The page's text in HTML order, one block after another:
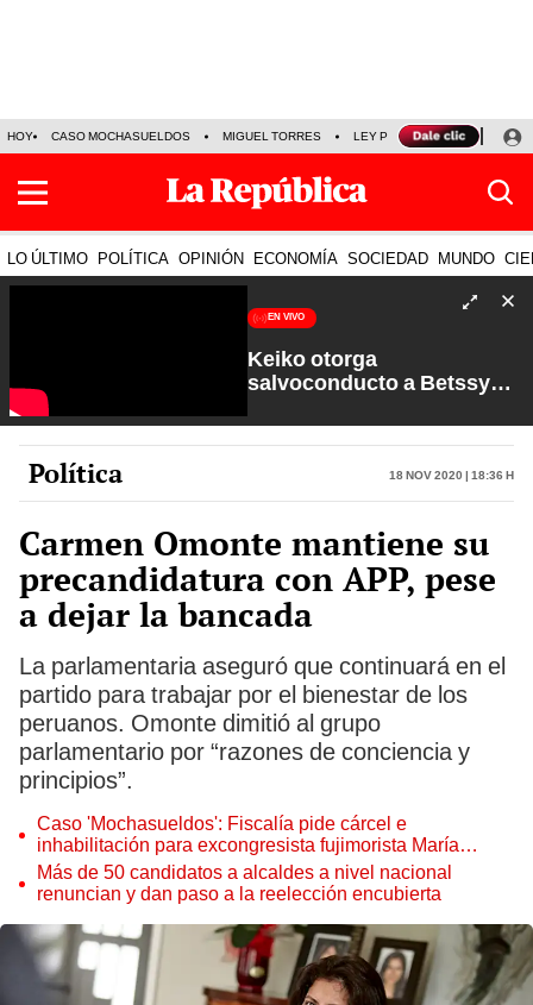
HOY CASO MOCHASUELDOS MIGUEL TORRES LEY PULPÍN PRECIO DEL
LO ÚLTIMO POLÍTICA OPINIÓN ECONOMÍA SOCIEDAD MUNDO
EN VIVO
Keiko otorga
salvoconducto a Betssy
Petroperú | Sin Guion con
Rosa María Palacios
Política 18 Nov 2020 | 18:36 h
Carmen Omonte mantiene su
precandidatura con APP, pese
a dejar la bancada
La parlamentaria aseguró que continuará en el
partido para trabajar por el bienestar de los
peruanos. Omonte dimitió al grupo
parlamentario por “razones de conciencia y
principios”.
Caso 'Mochasueldos': Fiscalía pide cárcel e
inhabilitación para excongresista fujimorista María
Cordero Jon Tay
Más de 50 candidatos a alcaldes a nivel nacional
renuncian y dan paso a la reelección encubierta